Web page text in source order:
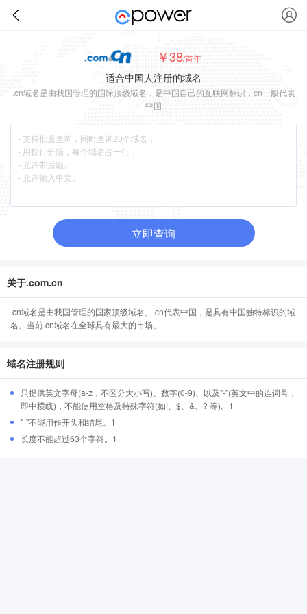
￥38/首年
适合中国人注册的域名
.cn域名是由我国管理的国际顶级域名，是中国自己的互联网标识，cn一般代表
中国
立即查询
关于.com.cn
.cn域名是由我国管理的国家顶级域名。.cn代表中国，是具有中国独特标识的域
名。当前.cn域名在全球具有最大的市场。
域名注册规则
只提供英文字母(a-z，不区分大小写)、数字(0-9)、以及"-"(英文中的连词号，
即中横线)，不能使用空格及特殊字符(如!、$、&、? 等)。1
"-"不能用作开头和结尾。1
长度不能超过63个字符。1